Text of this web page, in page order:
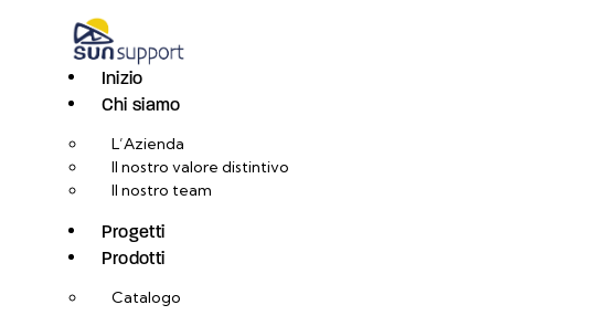
Inizio
Chi siamo
L’Azienda
Il nostro valore distintivo
Il nostro team
Progetti
Prodotti
Catalogo